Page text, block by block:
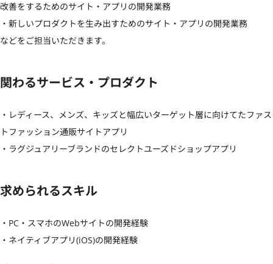
改善をするためのサイト・アプリの開発業務
・新しいプロダクトを生み出すためのサイト・アプリの開発業務
などをご担当いただきます。
関わるサービス・プロダクト
・レディース、メンズ、キッズと幅広いターゲット層に向けてたファス
トファッション通販サイトアプリ
・ラグジュアリーブランドのセレクトユーズドショップアプリ
求められるスキル
・PC・スマホのWebサイトの開発経験
・ネイティブアプリ(iOS)の開発経験